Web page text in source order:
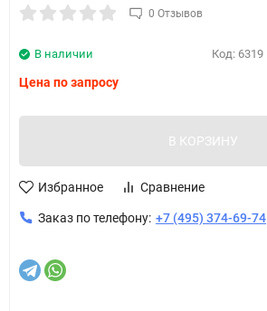
0 Отзывов
Код: 6319
В наличии
Цена по запросу
В КОРЗИНУ
Избранное Сравнение
Заказ по телефону: +7 (495) 374-69-74